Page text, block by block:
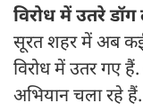
विरोध में उतरे डॉग
सूरत शहर में अब
विरोध में उतर गए
अभियान चला रहे